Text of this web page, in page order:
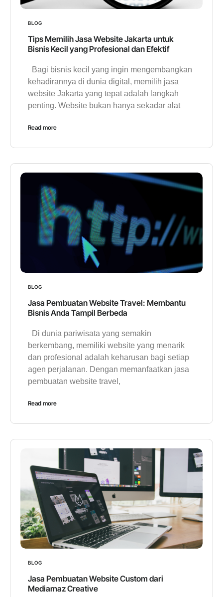
BLOG
Tips Memilih Jasa Website Jakarta untuk
Bisnis Kecil yang Profesional dan Efektif
Bagi bisnis kecil yang ingin mengembangkan
kehadirannya di dunia digital, memilih jasa
website Jakarta yang tepat adalah langkah
penting. Website bukan hanya sekadar alat
Read more
BLOG
Jasa Pembuatan Website Travel: Membantu
Bisnis Anda Tampil Berbeda
Di dunia pariwisata yang semakin
berkembang, memiliki website yang menarik
dan profesional adalah keharusan bagi setiap
agen perjalanan. Dengan memanfaatkan jasa
pembuatan website travel,
Read more
BLOG
Jasa Pembuatan Website Custom dari
Mediamaz Creative